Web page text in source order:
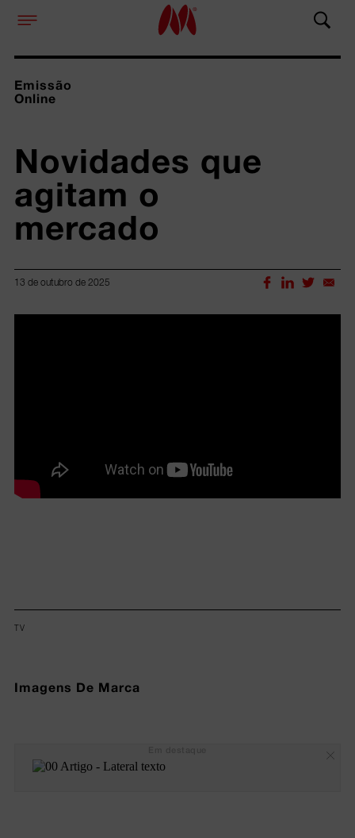
Emissão
Online
Novidades que
agitam o
mercado
13 de outubro de 2025
TV
Imagens De Marca